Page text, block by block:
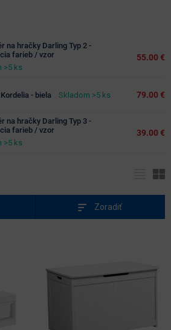
ktorý sa skvele hodí k akémukoľvek
na hračky Darling Typ 2 -
farieb / vzor
>5 ks
55.00 €
- biela Skladom >5 ks 79.00 €
na hračky Darling Typ 3 -
farieb / vzor
>5 ks
39.00 €
Zoradiť